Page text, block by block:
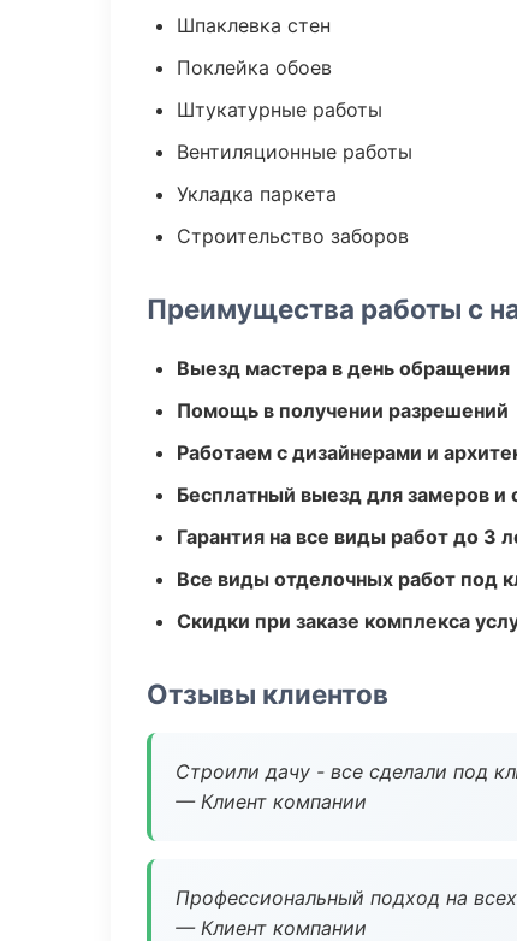
Шпаклевка стен
Поклейка обоев
Штукатурные работы
Вентиляционные работы
Укладка паркета
Строительство заборов
Преимущества работы с
Выезд мастера в день обращения
Помощь в получении разрешений
Работаем с дизайнерами и
Бесплатный выезд для замеров и
Гарантия на все виды работ до 3
Все виды отделочных работ под
Скидки при заказе комплекса
Отзывы клиентов
Строили дачу - все сделали под
— Клиент компании
Профессиональный подход на
— Клиент компании